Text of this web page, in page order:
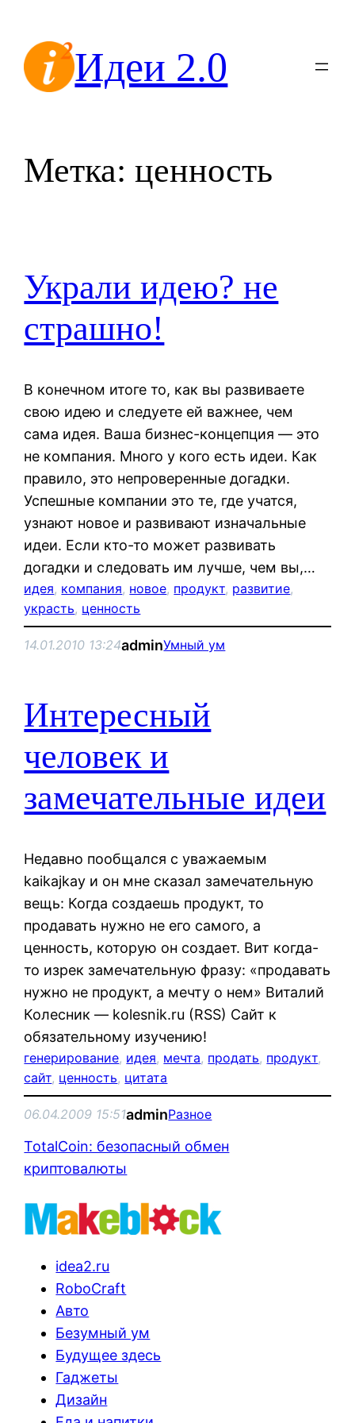
содержимомуИдеи 2.0
Метка:ценность
Украли идею? не
страшно!
В конечном итоге то, как вы развиваете
свою идею и следуете ей важнее, чем
сама идея. Ваша бизнес-концепция — это
не компания. Много у кого есть идеи. Как
правило, это непроверенные догадки.
Успешные компании это те, где учатся,
узнают новое и развивают изначальные
идеи. Если кто-то может развивать
догадки и следовать им лучше, чем вы,…
идея, компания, новое, продукт, развитие
украсть, ценность
14.01.2010 13:24adminУмный ум
Интересный
человек и
замечательные идеи
Недавно пообщался с уважаемым
kaikajkay и он мне сказал замечательную
вещь: Когда создаешь продукт, то
продавать нужно не его самого, а
ценность, которую он создает. Вит когда-
то изрек замечательную фразу: «продавать
нужно не продукт, а мечту о нем» Виталий
Колесник — kolesnik.ru (RSS) Сайт к
обязательному изучению!
генерирование, идея, мечта, продать, продукт
сайт, ценность, цитата
06.04.2009 15:51adminРазное
TotalCoin: безопасный обмен
криптовалюты
idea2.ru
RoboCraft
Авто
Безумный ум
Будущее здесь
Гаджеты
Дизайн